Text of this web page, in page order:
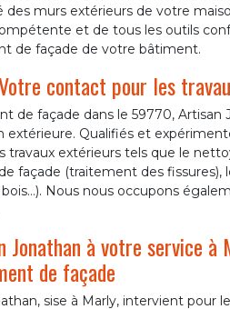
des murs extérieurs de votre
et de tous les outils
de façade de votre bâtiment.
contact pour les
de façade dans le 59770,
extérieure. Qualifiés et
travaux extérieurs tels que le
façade (traitement des
Nous nous occupons
Jonathan à votre service
de façade
sise à Marly, intervient pour